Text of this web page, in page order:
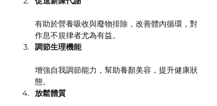
有助於營養吸收與廢物排除，改善體內循環，對
作息不規律者尤為有益。
調節生理機能
增強自我調節能力，幫助養顏美容，提升健康狀
態。
放鬆體質